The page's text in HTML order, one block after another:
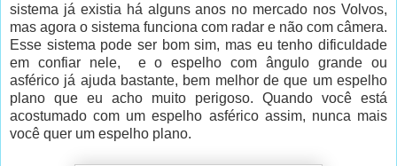
sistema já existia há alguns anos no mercado nos Volvos,
mas agora o sistema funciona com radar e não com câmera.
Esse sistema pode ser bom sim, mas eu tenho dificuldade
em confiar nele, e o espelho com ângulo grande ou
asférico já ajuda bastante, bem melhor de que um espelho
plano que eu acho muito perigoso. Quando você está
acostumado com um espelho asférico assim, nunca mais
você quer um espelho plano.